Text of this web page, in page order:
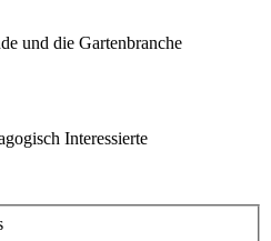
und die Gartenbranche
Interessierte